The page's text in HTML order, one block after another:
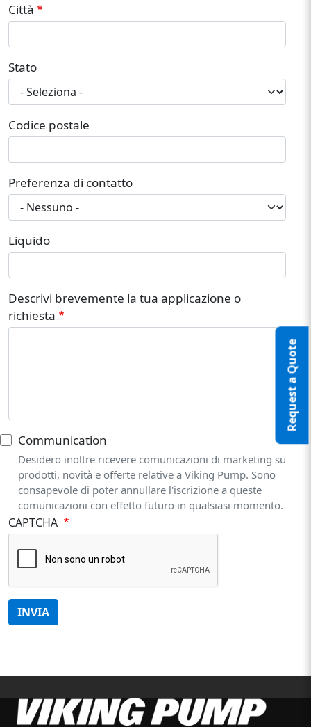
Request a Quote
Città
Stato
Codice postale
Preferenza di contatto
Liquido
Descrivi brevemente la tua applicazione o
richiesta
Communication
Desidero inoltre ricevere comunicazioni di marketing su
prodotti, novità e offerte relative a Viking Pump. Sono
consapevole di poter annullare l'iscrizione a queste
comunicazioni con effetto futuro in qualsiasi momento.
CAPTCHA
INVIA